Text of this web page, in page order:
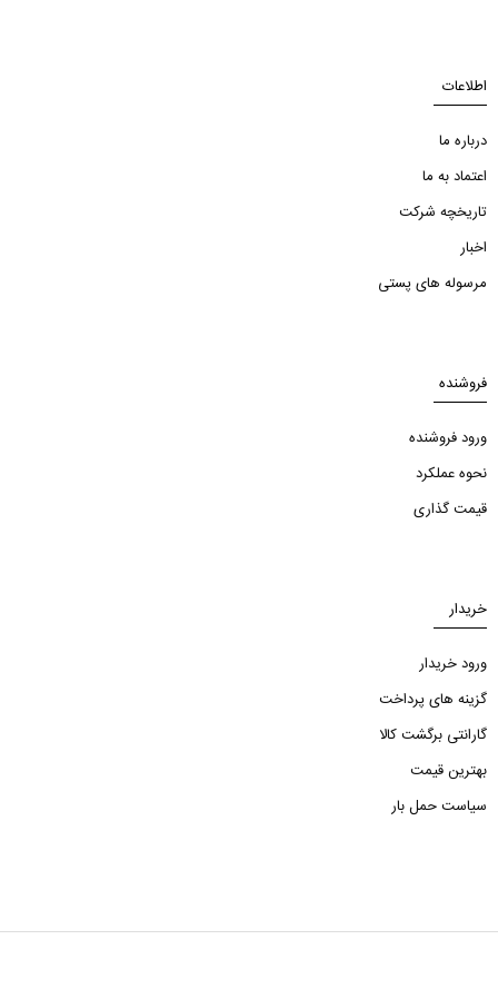
اطلاعات
درباره ما
اعتماد به ما
تاریخچه شرکت
اخبار
مرسوله های پستی
فروشنده
ورود فروشنده
نحوه عملکرد
قیمت گذاری
خریدار
ورود خریدار
گزینه های پرداخت
گارانتی برگشت کالا
بهترین قیمت
سیاست حمل بار